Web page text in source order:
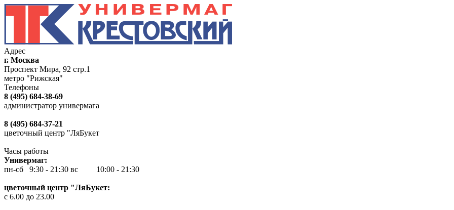
Адрес
г. Москва
Проспект Мира, 92 стр.1
метро "Рижская"
Телефоны
8 (495) 684-38-69
администратор универмага
8 (495) 684-37-21
цветочный центр "ЛяБукет
Часы работы
Универмаг:
пн-сб 9:30 - 21:30 вс 10:00 - 21:30
цветочный центр "ЛяБукет:
с 6.00 до 23.00